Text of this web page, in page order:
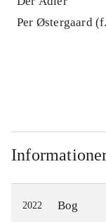
Per Østergaard
2022 Bog